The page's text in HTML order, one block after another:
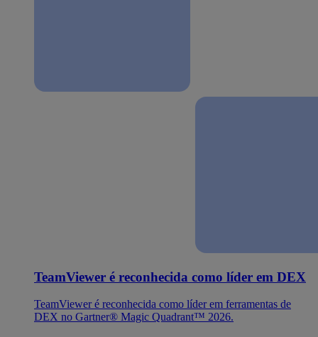
TeamViewer é reconhecida como líder em DEX
TeamViewer é reconhecida como líder em ferramentas de
DEX no Gartner® Magic Quadrant™ 2026.